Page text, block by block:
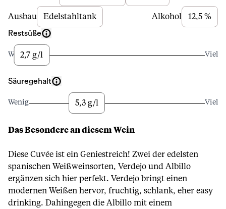
Ausbau Edelstahltank Alkohol 12,5 %
Restsüße
Wenig2,7 g/l Viel
Säuregehalt
Wenig 5,3 g/l Viel
Das Besondere an diesem Wein
Diese Cuvée ist ein Geniestreich! Zwei der edelsten
spanischen Weißweinsorten, Verdejo und Albillo
ergänzen sich hier perfekt. Verdejo bringt einen
modernen Weißen hervor, fruchtig, schlank, eher easy
drinking. Dahingegen die Albillo mit einem